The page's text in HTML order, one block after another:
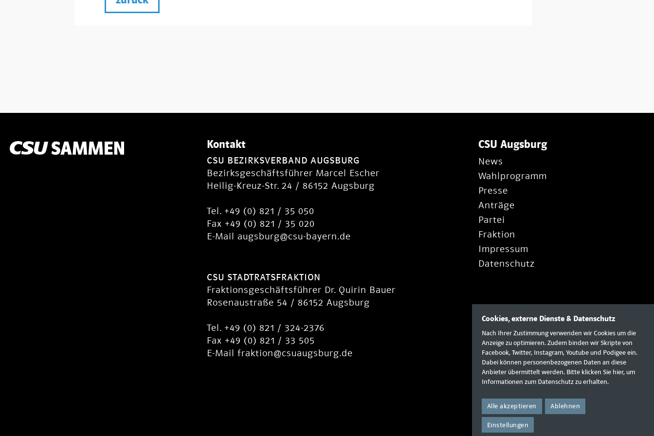
Kontakt
CSU BEZIRKSVERBAND AUGSBURG
Bezirksgeschäftsführer Marcel Escher
Heilig-Kreuz-Str. 24 / 86152 Augsburg
Tel. +49 (0) 821 / 35 050
Fax +49 (0) 821 / 35 020
E-Mail augsburg@csu-bayern.de
CSU STADTRATSFRAKTION
Fraktionsgeschäftsführer Dr. Quirin Bauer
Rosenaustraße 54 / 86152 Augsburg
Tel. +49 (0) 821 / 324-2376
Fax +49 (0) 821 / 33 505
E-Mail fraktion@csuaugsburg.de
CSU Augsburg
News
Wahlprogramm
Presse
Anträge
Partei
Fraktion
Impressum
Datenschutz
Cookies, externe Dienste & Datenschutz
Nach Ihrer Zustimmung verwenden wir Cookies um die
Anzeige zu optimieren. Zudem binden wir Skripte von
Facebook, Twitter, Instagram, Youtube und Podigee ein.
Dabei können personenbezogenen Daten an diese
Anbieter übermittelt werden. Bitte klicken Sie hier, um
Informationen zum Datenschutz zu erhalten.
Alle akzeptieren Ablehnen
Einstellungen